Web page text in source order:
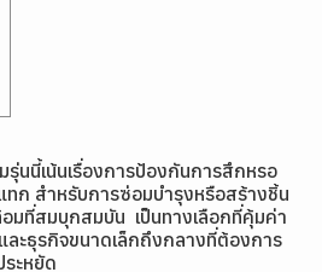
รุ่นนี้เน้นเรื่องการป้องกันการสึกหรอ
ทก สำหรับการซ่อมบำรุงหรือสร้างชิ้น
มที่สมบุกสมบัน เป็นทางเลือกที่คุ้มค่า
ละธุรกิจขนาดเล็กถึงกลางที่ต้องการ
ะหยัด